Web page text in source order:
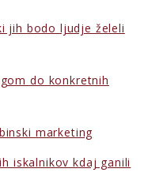
jih bodo ljudje želeli
do konkretnih
marketing
iskalnikov kdaj ganili